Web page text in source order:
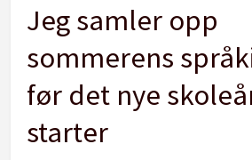
Jeg samler opp
sommerens
før det nye
starter